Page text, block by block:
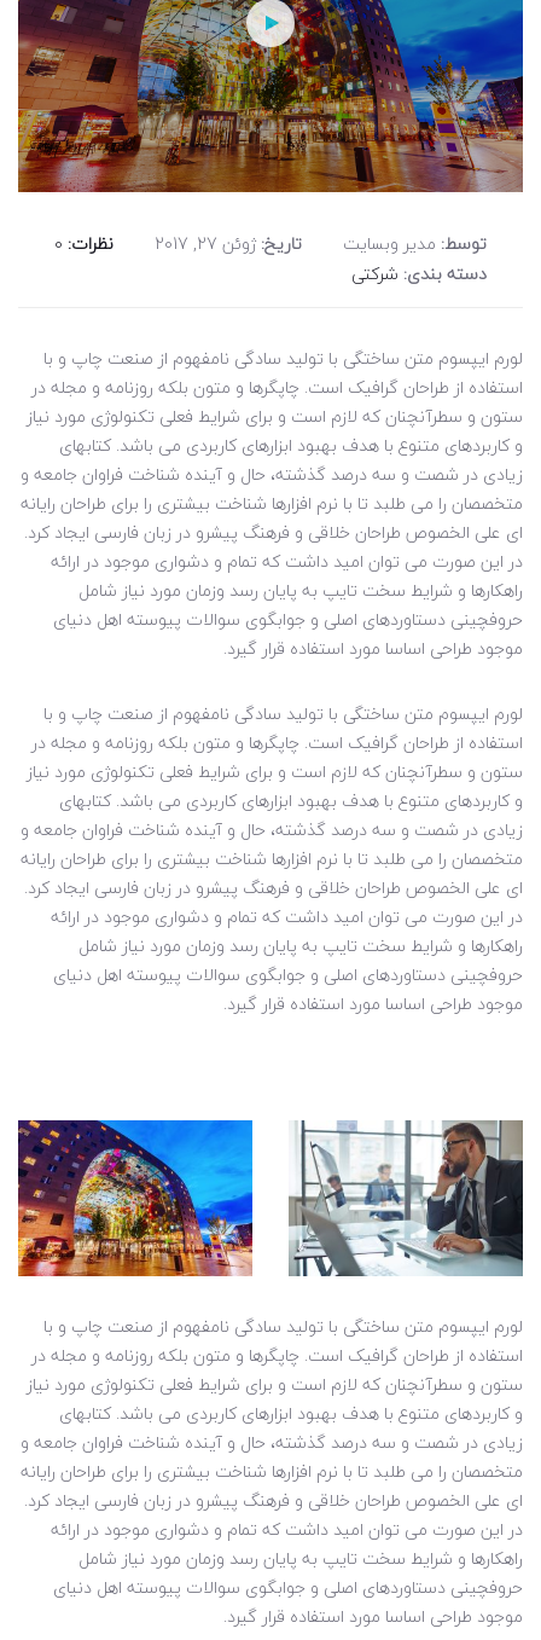
توسط: مدیر وبسایت تاریخ:ژوئن 27, 2017 نظرات: 0
دسته بندی: شرکتی
لورم ایپسوم متن ساختگی با تولید سادگی نامفهوم از صنعت چاپ و با
استفاده از طراحان گرافیک است. چاپگرها و متون بلکه روزنامه و مجله در
ستون و سطرآنچنان که لازم است و برای شرایط فعلی تکنولوژی مورد نیاز
و کاربردهای متنوع با هدف بهبود ابزارهای کاربردی می باشد. کتابهای
زیادی در شصت و سه درصد گذشته، حال و آینده شناخت فراوان جامعه و
متخصصان را می طلبد تا با نرم افزارها شناخت بیشتری را برای طراحان رایانه
ای علی الخصوص طراحان خلاقی و فرهنگ پیشرو در زبان فارسی ایجاد کرد.
در این صورت می توان امید داشت که تمام و دشواری موجود در ارائه
راهکارها و شرایط سخت تایپ به پایان رسد وزمان مورد نیاز شامل
حروفچینی دستاوردهای اصلی و جوابگوی سوالات پیوسته اهل دنیای
موجود طراحی اساسا مورد استفاده قرار گیرد.
لورم ایپسوم متن ساختگی با تولید سادگی نامفهوم از صنعت چاپ و با
استفاده از طراحان گرافیک است. چاپگرها و متون بلکه روزنامه و مجله در
ستون و سطرآنچنان که لازم است و برای شرایط فعلی تکنولوژی مورد نیاز
و کاربردهای متنوع با هدف بهبود ابزارهای کاربردی می باشد. کتابهای
زیادی در شصت و سه درصد گذشته، حال و آینده شناخت فراوان جامعه و
متخصصان را می طلبد تا با نرم افزارها شناخت بیشتری را برای طراحان رایانه
ای علی الخصوص طراحان خلاقی و فرهنگ پیشرو در زبان فارسی ایجاد کرد.
در این صورت می توان امید داشت که تمام و دشواری موجود در ارائه
راهکارها و شرایط سخت تایپ به پایان رسد وزمان مورد نیاز شامل
حروفچینی دستاوردهای اصلی و جوابگوی سوالات پیوسته اهل دنیای
موجود طراحی اساسا مورد استفاده قرار گیرد.
لورم ایپسوم متن ساختگی با تولید سادگی نامفهوم از صنعت چاپ و با
استفاده از طراحان گرافیک است. چاپگرها و متون بلکه روزنامه و مجله در
ستون و سطرآنچنان که لازم است و برای شرایط فعلی تکنولوژی مورد نیاز
و کاربردهای متنوع با هدف بهبود ابزارهای کاربردی می باشد. کتابهای
زیادی در شصت و سه درصد گذشته، حال و آینده شناخت فراوان جامعه و
متخصصان را می طلبد تا با نرم افزارها شناخت بیشتری را برای طراحان رایانه
ای علی الخصوص طراحان خلاقی و فرهنگ پیشرو در زبان فارسی ایجاد کرد.
در این صورت می توان امید داشت که تمام و دشواری موجود در ارائه
راهکارها و شرایط سخت تایپ به پایان رسد وزمان مورد نیاز شامل
حروفچینی دستاوردهای اصلی و جوابگوی سوالات پیوسته اهل دنیای
موجود طراحی اساسا مورد استفاده قرار گیرد.